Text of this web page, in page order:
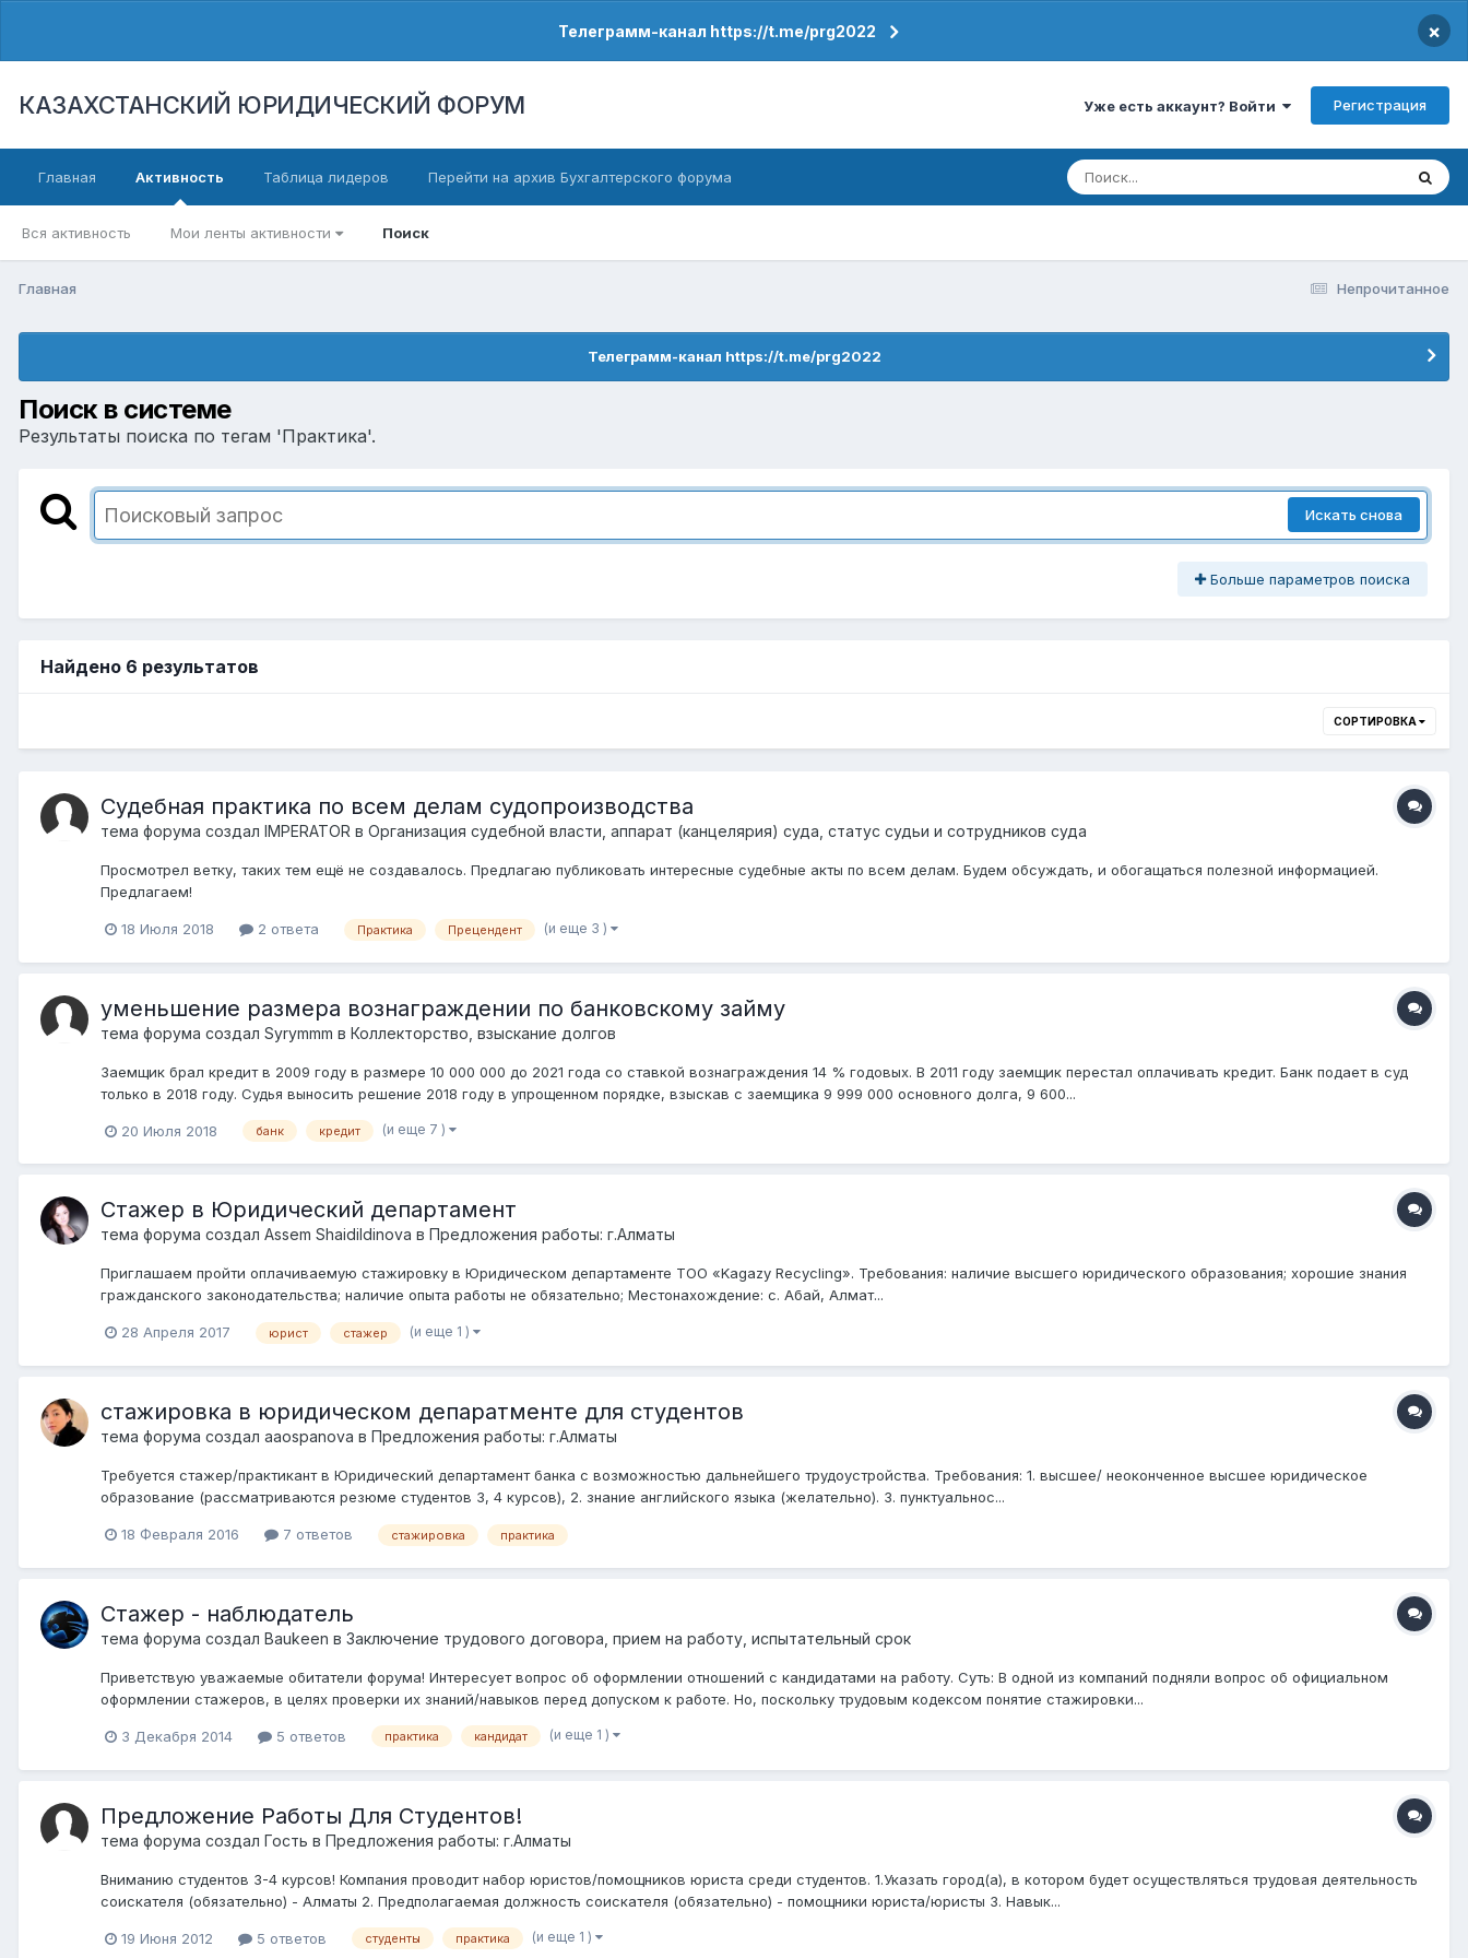
Телеграмм-канал https://t.me/prg2022 ×
КАЗАХСТАНСКИЙ ЮРИДИЧЕСКИЙ ФОРУМ Уже есть аккаунт? Войти Регистрация
Главная Активность
Вся активность Мои ленты активности Поиск
Таблица лидеров Перейти на архив Бухгалтерского форума
Непрочитанное
Главная
Телеграмм-канал https://t.me/prg2022
Поиск в системе
Результаты поиска по тегам 'Практика'.
Искать снова
Больше параметров поиска
Найдено 6 результатов
СОРТИРОВКА
Судебная практика по всем делам судопроизводства
тема форума создал IMPERATOR в Организация судебной власти, аппарат (канцелярия) суда, статус судьи и сотрудников суда
Просмотрел ветку, таких тем ещё не создавалось. Предлагаю публиковать интересные судебные акты по всем делам. Будем обсуждать, и обогащаться полезной информацией.
Предлагаем!
18 Июля 2018 2 ответа Практика Прецендент (и еще 3 )
уменьшение размера вознаграждении по банковскому займу
тема форума создал Syrymmm в Коллекторство, взыскание долгов
Заемщик брал кредит в 2009 году в размере 10 000 000 до 2021 года со ставкой вознаграждения 14 % годовых. В 2011 году заемщик перестал оплачивать кредит. Банк подает в суд
только в 2018 году. Судья выносить решение 2018 году в упрощенном порядке, взыскав с заемщика 9 999 000 основного долга, 9 600...
20 Июля 2018 банк кредит (и еще 7 )
Стажер в Юридический департамент
тема форума создал Assem Shaidildinova в Предложения работы: г.Алматы
Приглашаем пройти оплачиваемую стажировку в Юридическом департаменте ТОО «Kagazy Recycling». Требования: наличие высшего юридического образования; хорошие знания
гражданского законодательства; наличие опыта работы не обязательно; Местонахождение: с. Абай, Алмат...
28 Апреля 2017 юрист стажер (и еще 1 )
стажировка в юридическом депаратменте для студентов
тема форума создал aaospanova в Предложения работы: г.Алматы
Требуется стажер/практикант в Юридический департамент банка с возможностью дальнейшего трудоустройства. Требования: 1. высшее/ неоконченное высшее юридическое
образование (рассматриваются резюме студентов 3, 4 курсов), 2. знание английского языка (желательно). 3. пунктуальнос...
18 Февраля 2016 7 ответов стажировка практика
Стажер - наблюдатель
тема форума создал Baukeen в Заключение трудового договора, прием на работу, испытательный срок
Приветствую уважаемые обитатели форума! Интересует вопрос об оформлении отношений с кандидатами на работу. Суть: В одной из компаний подняли вопрос об официальном
оформлении стажеров, в целях проверки их знаний/навыков перед допуском к работе. Но, поскольку трудовым кодексом понятие стажировки...
3 Декабря 2014 5 ответов практика кандидат (и еще 1 )
Предложение Работы Для Студентов!
тема форума создал Гость в Предложения работы: г.Алматы
Вниманию студентов 3-4 курсов! Компания проводит набор юристов/помощников юриста среди студентов. 1.Указать город(а), в котором будет осуществляться трудовая деятельность
соискателя (обязательно) - Алматы 2. Предполагаемая должность соискателя (обязательно) - помощники юриста/юристы 3. Навык...
19 Июня 2012 5 ответов студенты практика (и еще 1 )